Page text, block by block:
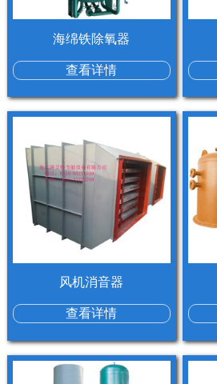
海绵铁除氧器
查看详情
风机消音器
查看详情